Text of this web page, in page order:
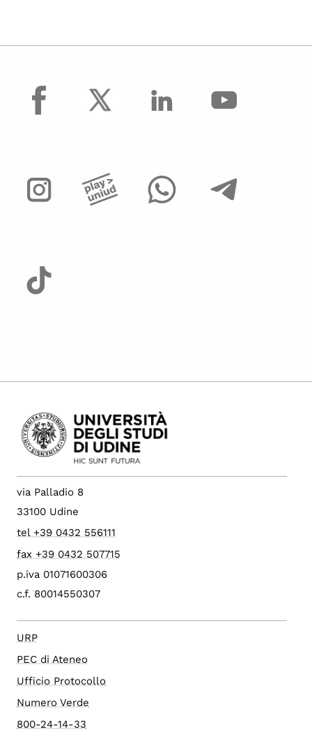
facebook
via Palladio 8
33100 Udine
tel +39 0432 556111
fax +39 0432 507715
p.iva 01071600306
c.f. 80014550307
URP
PEC di Ateneo
Ufficio Protocollo
Numero Verde
800-24-14-33